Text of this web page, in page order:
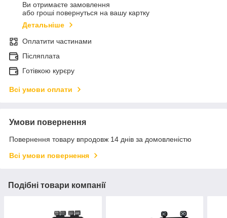
Ви отримаєте замовлення
або гроші повернуться на вашу картку
Детальніше
Оплатити частинами
Післяплата
Готівкою курєру
Всі умови оплати
Умови повернення
Повернення товару впродовж 14 днів за домовленістю
Всі умови повернення
Подібні товари компанії